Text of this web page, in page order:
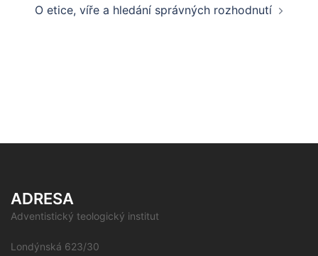
O etice, víře a hledání správných rozhodnutí
ADRESA
Adventistický teologický institut
Londýnská 623/30